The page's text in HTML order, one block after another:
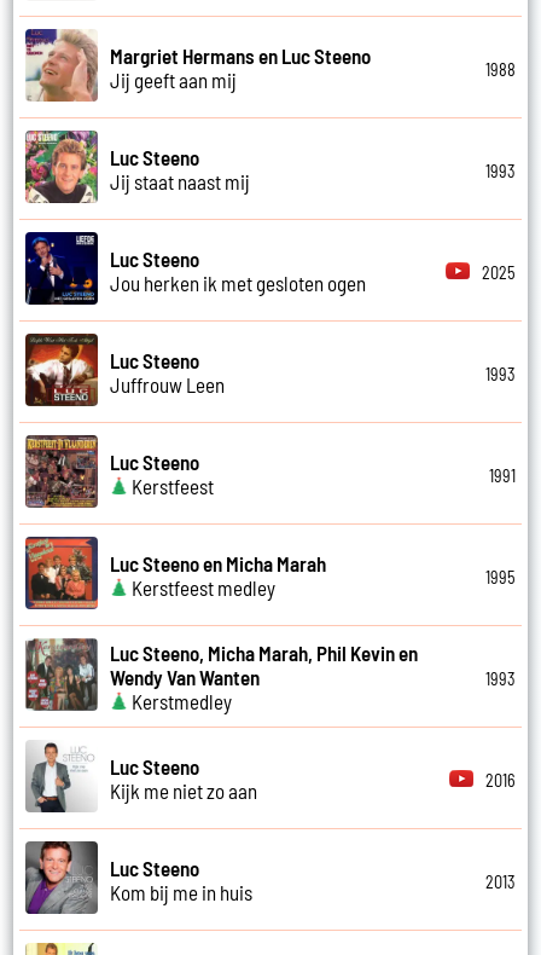
Margriet Hermans en Luc Steeno
Jij geeft aan mij
1988
Luc Steeno
Jij staat naast mij
1993
Luc Steeno
Jou herken ik met gesloten ogen
2025
Luc Steeno
Juffrouw Leen
1993
Luc Steeno
Kerstfeest
1991
Luc Steeno en Micha Marah
Kerstfeest medley
1995
Luc Steeno, Micha Marah, Phil Kevin en
Wendy Van Wanten
Kerstmedley
1993
Luc Steeno
Kijk me niet zo aan
2016
Luc Steeno
Kom bij me in huis
2013